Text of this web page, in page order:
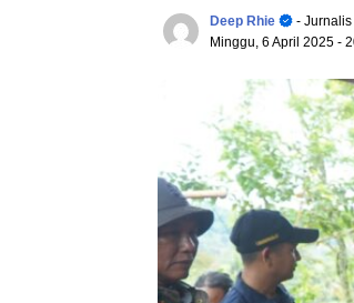
Deep Rhie
- Jurnalis
Minggu, 6 April 2025 -